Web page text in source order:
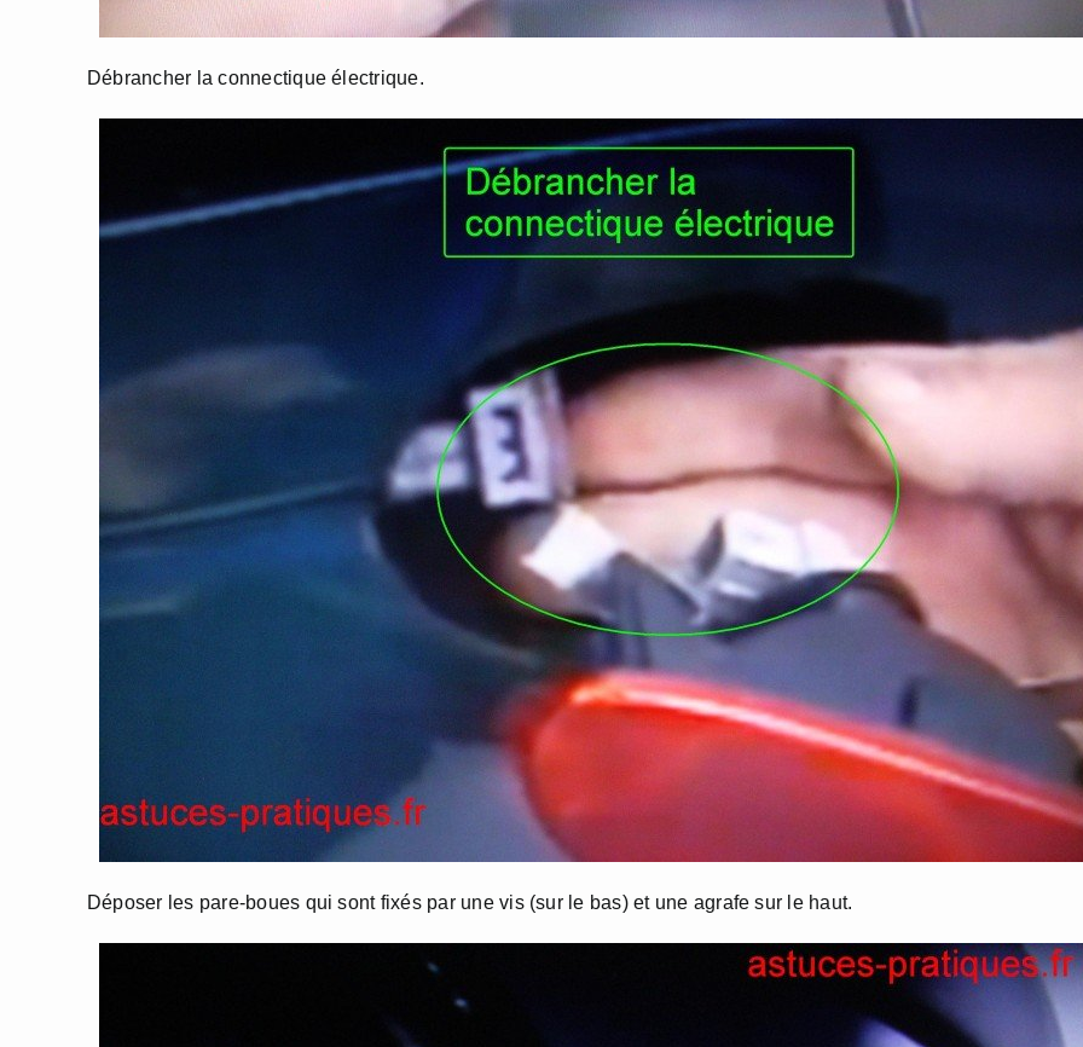
Débrancher la connectique électrique.
Déposer les pare-boues qui sont fixés par une vis (sur le bas) et une agrafe sur le haut.